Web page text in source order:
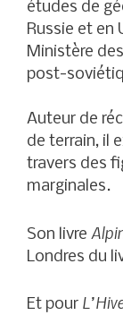
études de
Russie et en
Ministère
post-
Auteur de
de terrain, il
travers des
marginales.
Son livre
Londres du
Et pour